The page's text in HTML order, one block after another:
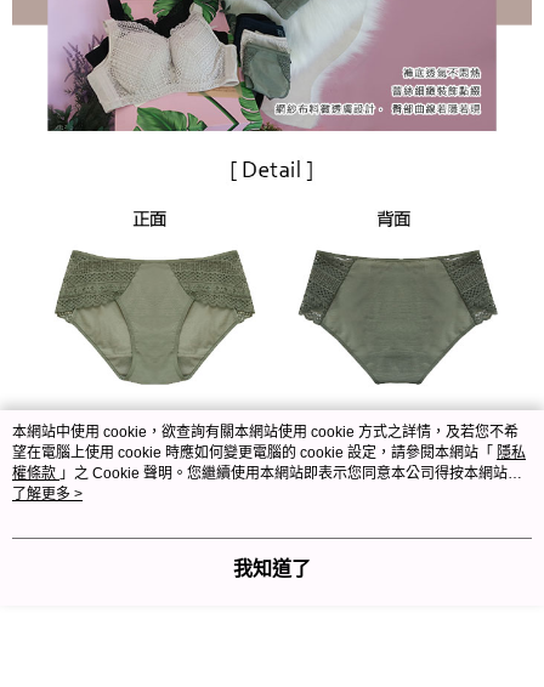
本網站中使用 cookie，欲查詢有關本網站使用 cookie 方式之詳情，及若您不希
望在電腦上使用 cookie 時應如何變更電腦的 cookie 設定，請參閱本網站「 隱私
權條款 」之 Cookie 聲明。您繼續使用本網站即表示您同意本公司得按本網站使
用條款之 Cookie 聲明使用 cookie。
了解更多 >
我知道了